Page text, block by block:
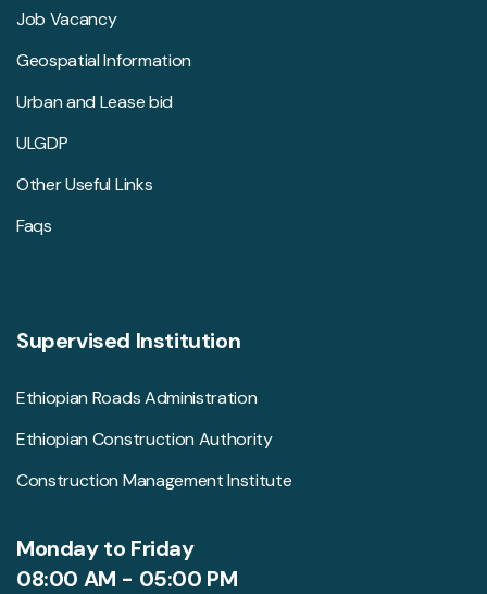
Job Vacancy
Geospatial Information
Urban and Lease bid
ULGDP
Other Useful Links
Faqs
Supervised Institution
Ethiopian Roads Administration
Ethiopian Construction Authority
Construction Management Institute
Monday to Friday
08:00 AM - 05:00 PM